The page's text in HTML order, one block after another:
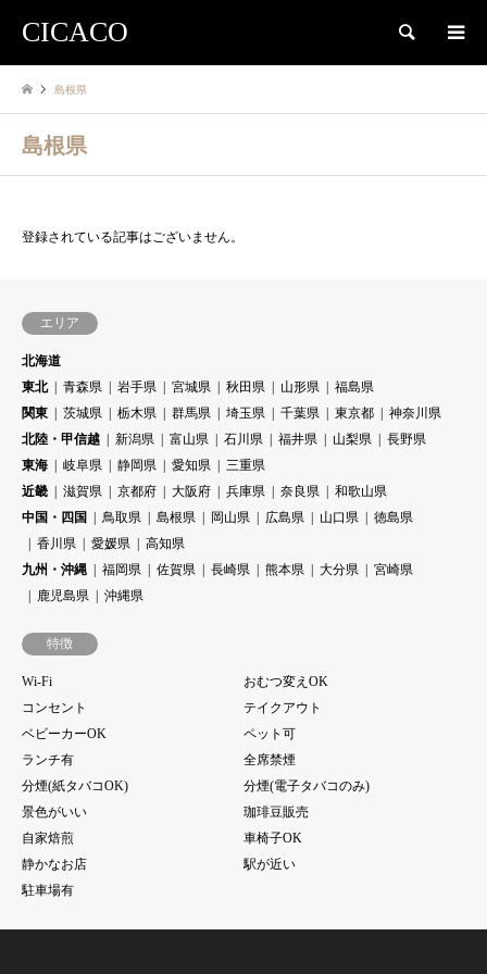
CICACO 検索
島根県
島根県
登録されている記事はございません。
エリア
北海道
東北
青森県 岩手県 宮城県 秋田県 山形県
福島県
関東
茨城県 栃木県 群馬県 埼玉県 千葉県 東京都
神奈川県
北陸・甲信越
新潟県 富山県 石川県 福井県 山梨県
長野県
東海
岐阜県 静岡県 愛知県
三重県
近畿
滋賀県 京都府 大阪府 兵庫県 奈良県
和歌山県
中国・四国
鳥取県 島根県 岡山県 広島県 山口県
徳島県
香川県
愛媛県
高知県
九州・沖縄
福岡県 佐賀県 長崎県 熊本県 大分県
宮崎県
鹿児島県
沖縄県
特徴
Wi-Fi
おむつ変えOK
コンセント
テイクアウト
ベビーカーOK
ペット可
ランチ有
全席禁煙
分煙(紙タバコOK)
分煙(電子タバコのみ)
景色がいい
珈琲豆販売
自家焙煎
車椅子OK
静かなお店
駅が近い
駐車場有